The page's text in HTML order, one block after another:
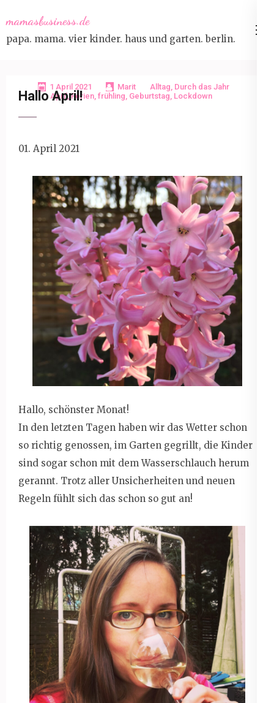
to
content
mamasbusiness.de
papa. mama. vier kinder. haus und garten. berlin.
1 April 2021 Marit Alltag, Durch das Jahr
April,Ferien, frühling, Geburtstag, Lockdown
Hallo April!
01. April 2021
Hallo, schönster Monat!
In den letzten Tagen haben wir das Wetter schon
so richtig genossen, im Garten gegrillt, die Kinder
sind sogar schon mit dem Wasserschlauch herum
gerannt. Trotz aller Unsicherheiten und neuen
Regeln fühlt sich das schon so gut an!